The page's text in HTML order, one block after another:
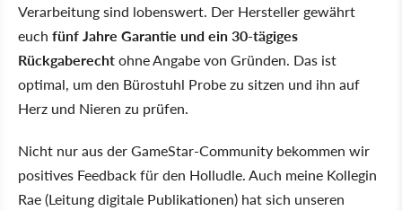
Verarbeitung sind lobenswert. Der Hersteller gewährt
euch fünf Jahre Garantie und ein 30-tägiges
Rückgaberechtohne Angabe von Gründen. Das ist
optimal, um den Bürostuhl Probe zu sitzen und ihn auf
Herz und Nieren zu prüfen.
Nicht nur aus der GameStar-Community bekommen wir
positives Feedback für den Holludle. Auch meine Kollegin
Rae (Leitung digitale Publikationen) hat sich unseren